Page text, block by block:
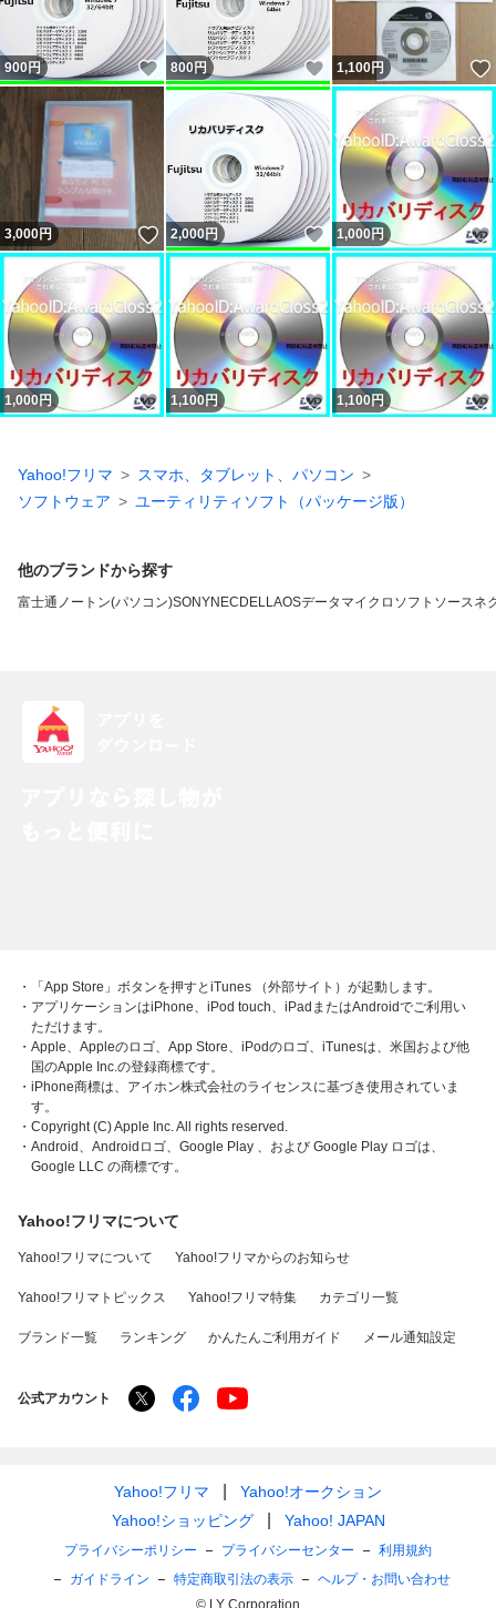
900円 いいね！
800円 いいね！
1,100円
3,000円 いいね！
2,000円 いいね！
1,000円
1,000円 いいね！
1,100円 いいね！
1,100円
Yahoo!フリマ
スマホ、タブレット、パソコン
ソフトウェア
ユーティリティソフト（パッケージ版）
他のブランドから探す
富士通 ノートン(パソコン)SONYNEC DELLAOSデータ マイクロソフト ソースネ
・「App Store」ボタンを押すとiTunes （外部サイト）が起動します。
・アプリケーションはiPhone、iPod touch、iPadまたはAndroidでご利用い
ただけます。
・Apple、Appleのロゴ、App Store、iPodのロゴ、iTunesは、米国および他
国のApple Inc.の登録商標です。
・iPhone商標は、アイホン株式会社のライセンスに基づき使用されていま
す。
・Copyright (C) Apple Inc. All rights reserved.
・Android、Androidロゴ、Google Play 、および Google Play ロゴは、
Google LLC の商標です。
Yahoo!フリマについて
Yahoo!フリマについて Yahoo!フリマからのお知らせ
Yahoo!フリマトピックス Yahoo!フリマ特集 カテゴリ一覧
ブランド一覧 ランキング かんたんご利用ガイド メール通知設定
公式アカウント
Yahoo!フリマ
Yahoo!オークション
Yahoo!ショッピング
Yahoo! JAPAN
プライバシーポリシー プライバシーセンター
利用規約
ガイドライン
特定商取引法の表示
ヘルプ・お問い合わせ